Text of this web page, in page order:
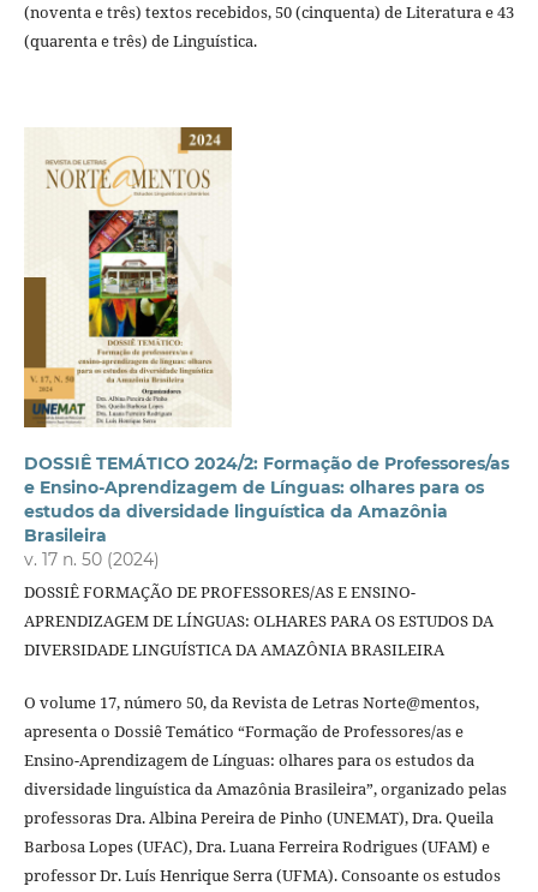
(noventa e três) textos recebidos, 50 (cinquenta) de Literatura e 43
(quarenta e três) de Linguística.
DOSSIÊ TEMÁTICO 2024/2: Formação de Professores/as
e Ensino-Aprendizagem de Línguas: olhares para os
estudos da diversidade linguística da Amazônia
Brasileira
v. 17 n. 50 (2024)
DOSSIÊ FORMAÇÃO DE PROFESSORES/AS E ENSINO-
APRENDIZAGEM DE LÍNGUAS: OLHARES PARA OS ESTUDOS DA
DIVERSIDADE LINGUÍSTICA DA AMAZÔNIA BRASILEIRA
O volume 17, número 50, da Revista de Letras Norte@mentos,
apresenta o Dossiê Temático “Formação de Professores/as e
Ensino-Aprendizagem de Línguas: olhares para os estudos da
diversidade linguística da Amazônia Brasileira”, organizado pelas
professoras Dra. Albina Pereira de Pinho (UNEMAT), Dra. Queila
Barbosa Lopes (UFAC), Dra. Luana Ferreira Rodrigues (UFAM) e
professor Dr. Luís Henrique Serra (UFMA). Consoante os estudos